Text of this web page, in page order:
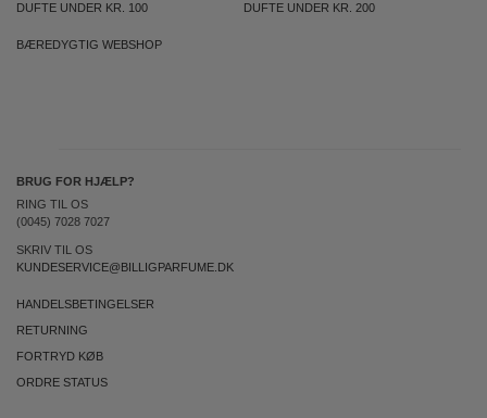
DUFTE UNDER KR. 100 DUFTE UNDER KR. 200
BÆREDYGTIG WEBSHOP
BRUG FOR HJÆLP?
RING TIL OS
(0045) 7028 7027
SKRIV TIL OS
KUNDESERVICE@BILLIGPARFUME.DK
HANDELSBETINGELSER
RETURNING
FORTRYD KØB
ORDRE STATUS